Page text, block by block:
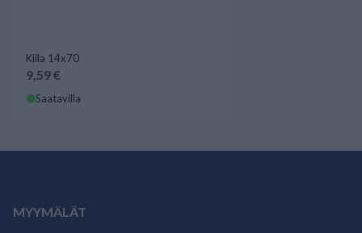
Kiila 14x70
9,59 €
Saatavilla
MYYMÄLÄT